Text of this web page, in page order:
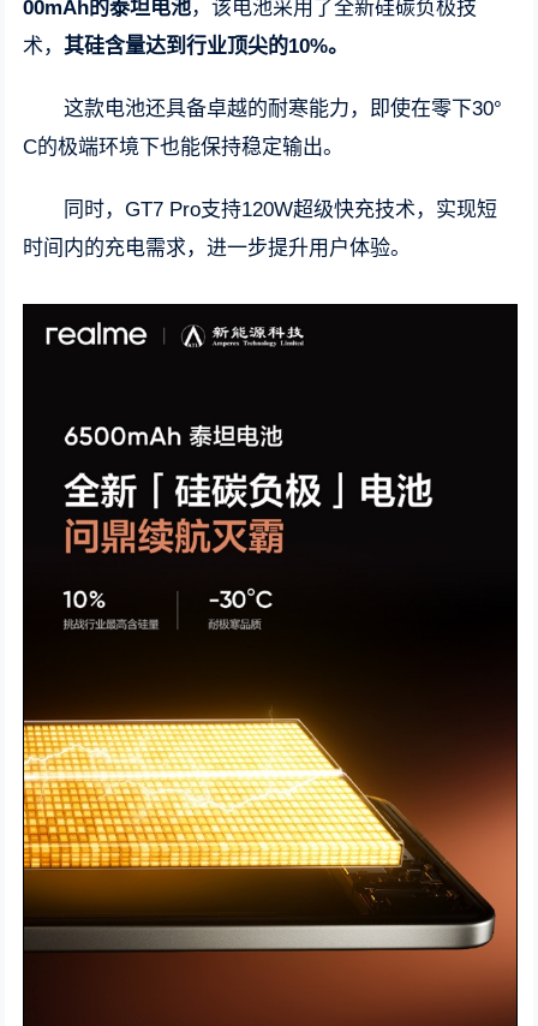
00mAh的泰坦电池，该电池采用了全新硅碳负极技
术， 其硅含量达到行业顶尖的10%。
这款电池还具备卓越的耐寒能力，即使在零下30°
C的极端环境下也能保持稳定输出。
同时，GT7 Pro支持120W超级快充技术，实现短
时间内的充电需求，进一步提升用户体验。